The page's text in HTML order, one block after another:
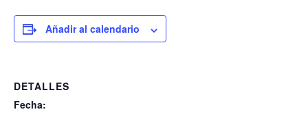
Añadir al calendario
DETALLES
Fecha: